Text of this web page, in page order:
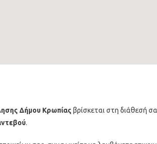
Δήμου Κρωπίας βρίσκεται στη διάθεσή
.